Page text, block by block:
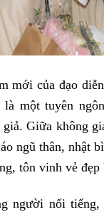
mới của đạo
một tuyên
Giữa không
ngũ thân, nhật
tôn vinh vẻ
người nổi